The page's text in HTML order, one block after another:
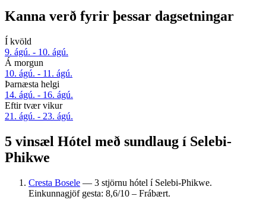
Kanna verð fyrir þessar dagsetningar
Í kvöld
9. ágú. - 10. ágú.
Á morgun
10. ágú. - 11. ágú.
Þarnæsta helgi
14. ágú. - 16. ágú.
Eftir tvær vikur
21. ágú. - 23. ágú.
5 vinsæl Hótel með sundlaug í Selebi-
Phikwe
Cresta Bosele — 3 stjörnu hótel í Selebi-Phikwe.
Einkunnagjöf gesta: 8,6/10 – Frábært.